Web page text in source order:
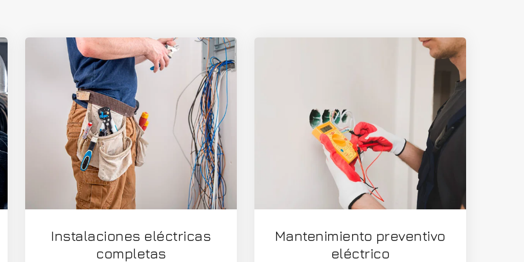
Instalaciones eléctricas
completas
Mantenimiento preventivo
eléctrico